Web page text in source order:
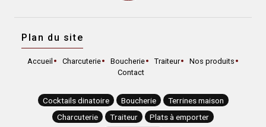
Plan du site
Accueil Charcuterie Boucherie Traiteur
Nos produits
Contact
Cocktails dinatoire Boucherie
Terrines maison
Charcuterie
Traiteur
Plats à emporter